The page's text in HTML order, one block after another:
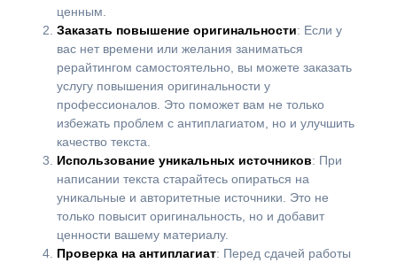
ценным.
Заказать повышение оригинальности: Если у
вас нет времени или желания заниматься
рерайтингом самостоятельно, вы можете заказать
услугу повышения оригинальности у
профессионалов. Это поможет вам не только
избежать проблем с антиплагиатом, но и улучшить
качество текста.
Использование уникальных источников: При
написании текста старайтесь опираться на
уникальные и авторитетные источники. Это не
только повысит оригинальность, но и добавит
ценности вашему материалу.
Проверка на антиплагиат: Перед сдачей работы